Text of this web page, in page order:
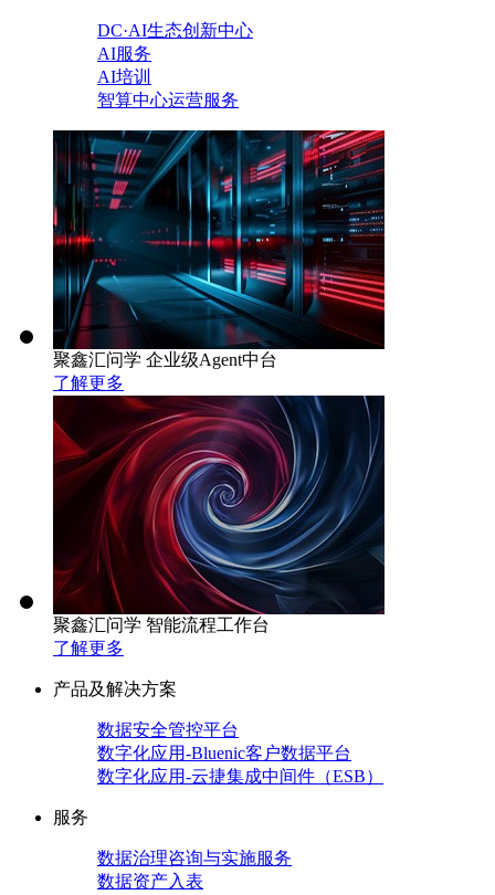
DC·AI生态创新中心
AI服务
AI培训
智算中心运营服务
聚鑫汇问学 企业级Agent中台
了解更多
聚鑫汇问学 智能流程工作台
了解更多
产品及解决方案
数据安全管控平台
数字化应用-Bluenic客户数据平台
数字化应用-云捷集成中间件（ESB）
服务
数据治理咨询与实施服务
数据资产入表